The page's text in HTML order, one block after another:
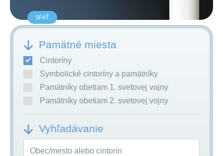
SPÄŤ
Pamätné miesta
Cintoríny
Symbolické cintoríny a pamätníky
Pamätníky obetiam 1. svetovej vojny
Pamätníky obetiam 2. svetovej vojny
Vyhľadávanie
Obec/mesto alebo cintorín